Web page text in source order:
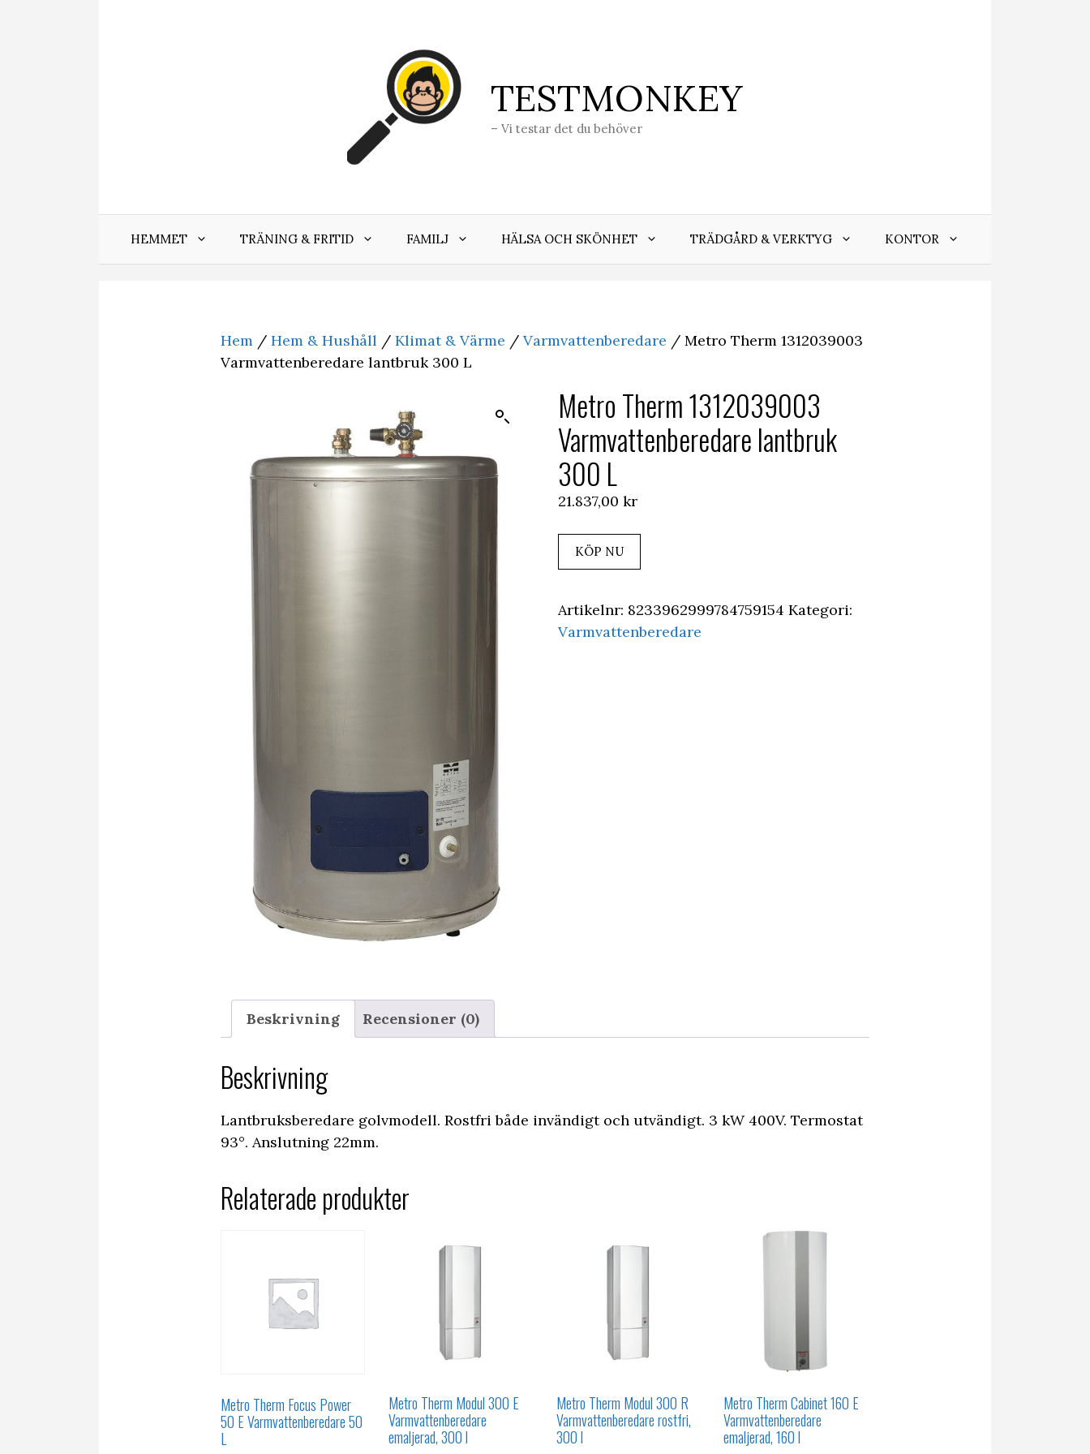
TESTMONKEY
– Vi testar det du behöver
HEMMET TRÄNING & FRITID FAMILJ HÄLSA OCH SKÖNHET TRÄDGÅRD & VERKTYG KONTOR
Hem / Hem & Hushåll / Klimat & Värme / Varmvattenberedare / Metro Therm 1312039003
Varmvattenberedare lantbruk 300 L
Metro Therm 1312039003
Varmvattenberedare lantbruk
300 L
21.837,00 kr
KÖP NU
Artikelnr: 8233962999784759154 Kategori:
Varmvattenberedare
Beskrivning Recensioner (0)
Beskrivning
Lantbruksberedare golvmodell. Rostfri både invändigt och utvändigt. 3 kW 400V. Termostat
93°. Anslutning 22mm.
Relaterade produkter
Metro Therm Focus Power
50 E Varmvattenberedare 50
L
Metro Therm Modul 300 E
Varmvattenberedare
emaljerad, 300 l
Metro Therm Modul 300 R
Varmvattenberedare rostfri,
300 l
Metro Therm Cabinet 160 E
Varmvattenberedare
emaljerad, 160 l